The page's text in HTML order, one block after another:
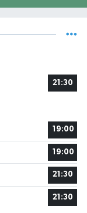
21:30
19:00
19:00
21:30
21:30